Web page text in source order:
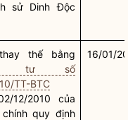
sử Dinh Độc
thế bằng
tư số
TT-BTC
12/2010 của
chính quy định
16/01/